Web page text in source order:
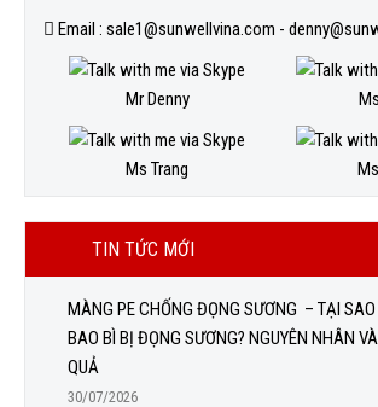
Email : sale1@sunwellvina.com -
Mr Denny
Ms Trang
TIN TỨC MỚI
MÀNG PE CHỐNG ĐỌNG SƯƠNG – TẠI
BAO BÌ BỊ ĐỌNG SƯƠNG? NGUYÊN NHÂN
QUẢ
30/07/2026